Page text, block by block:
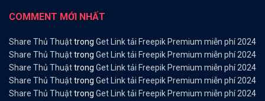
COMMENT MỚI NHẤT
Share Thủ Thuậttrong Get Link tải Freepik Premium miễn phí 2024
Share Thủ Thuậttrong Get Link tải Freepik Premium miễn phí 2024
Share Thủ Thuậttrong Get Link tải Freepik Premium miễn phí 2024
Share Thủ Thuậttrong Get Link tải Freepik Premium miễn phí 2024
Share Thủ Thuậttrong Get Link tải Freepik Premium miễn phí 2024